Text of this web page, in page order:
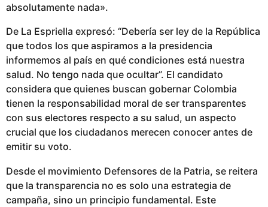
absolutamente nada».
De La Espriella expresó: “Debería ser ley de la República
que todos los que aspiramos a la presidencia
informemos al país en qué condiciones está nuestra
salud. No tengo nada que ocultar”. El candidato
considera que quienes buscan gobernar Colombia
tienen la responsabilidad moral de ser transparentes
con sus electores respecto a su salud, un aspecto
crucial que los ciudadanos merecen conocer antes de
emitir su voto.
Desde el movimiento Defensores de la Patria, se reitera
que la transparencia no es solo una estrategia de
campaña, sino un principio fundamental. Este